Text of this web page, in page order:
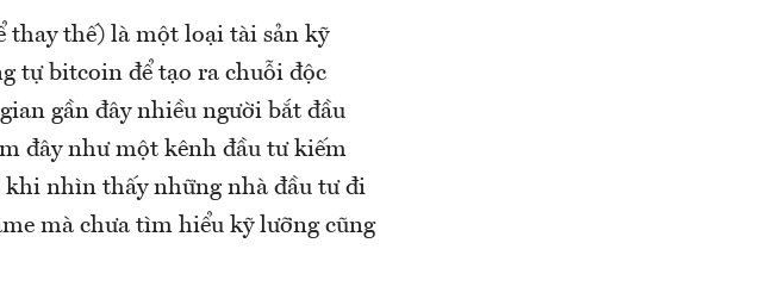
thay thế) là một loại tài sản kỹ
tự bitcoin để tạo ra chuỗi độc
gần đây nhiều người bắt đầu
đây như một kênh đầu tư kiếm
nhìn thấy những nhà đầu tư đi
mà chưa tìm hiểu kỹ lưỡng cũng